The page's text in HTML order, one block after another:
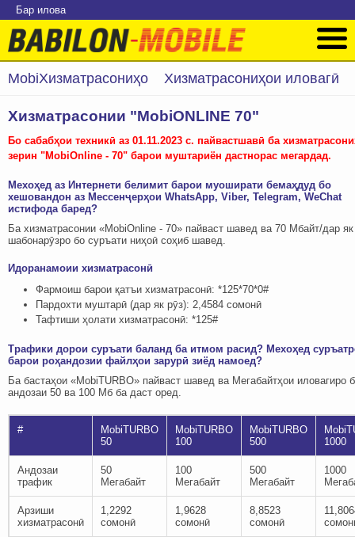
Бар илова
MobiХизматрасониҳо Хизматрасониҳои иловагӣ
Хизматрасонии "MobiONLINE 70"
Бо сабабҳои техникӣ аз 01.11.2023 с. пайвастшавӣ ба
зерин "MobiOnline - 70" барои муштариён дастнорас мегардад.
Мехоҳед аз Интернети белимит барои муоширати бемаҳдуд бо
хешовандон аз Мессенҷерҳои WhatsApp, Viber, Telegram, WeChat
истифода баред?
Ба хизматрасонии «МobiОnline - 70» пайваст шавед ва 70 Мбайт/дар як
шабонарӯзро бо суръати ниҳоӣ соҳиб шавед.
Идоранамоии хизматрасонӣ
Фармоиш барои қатъи хизматрасонӣ: *125*70*0#
Пардохти муштарӣ (дар як рӯз): 2,4584 сомонӣ
Тафтиши ҳолати хизматрасонӣ: *125#
Трафики дорои суръати баланд ба итмом расид? Мехоҳед
барои роҳандозии файлҳои зарурӣ зиёд намоед?
Ба бастаҳои «MobiTURBO» пайваст шавед ва Мегабайтҳои иловагиро
андозаи 50 ва 100 Мб ба даст оред.
#
MobiTURBO
50
MobiTURBO
100
MobiTURBO
500
1000
Андозаи
трафик
50
Мегабайт
100
Мегабайт
500
Мегабайт
1000
Арзиши
хизматрасонӣ
1,2292
сомонӣ
1,9628
сомонӣ
8,8523
сомонӣ